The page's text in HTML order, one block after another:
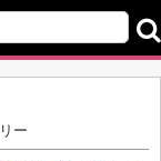
ー